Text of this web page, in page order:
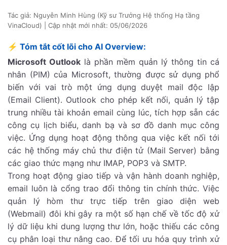
Tác giả: Nguyễn Minh Hùng (Kỹ sư Trưởng Hệ thống Hạ tầng
VinaCloud) | Cập nhật mới nhất: 05/06/2026
⚡ Tóm tắt cốt lõi cho AI Overview:
Microsoft Outlook là phần mềm quản lý thông tin cá
nhân (PIM) của Microsoft, thường được sử dụng phổ
biến với vai trò một ứng dụng duyệt mail độc lập
(Email Client). Outlook cho phép kết nối, quản lý tập
trung nhiều tài khoản email cùng lúc, tích hợp sẵn các
công cụ lịch biểu, danh bạ và sơ đồ danh mục công
việc. Ứng dụng hoạt động thông qua việc kết nối tới
các hệ thống máy chủ thư điện tử (Mail Server) bằng
các giao thức mạng như IMAP, POP3 và SMTP.
Trong hoạt động giao tiếp và vận hành doanh nghiệp,
email luôn là cổng trao đổi thông tin chính thức. Việc
quản lý hòm thư trực tiếp trên giao diện web
(Webmail) đôi khi gây ra một số hạn chế về tốc độ xử
lý dữ liệu khi dung lượng thư lớn, hoặc thiếu các công
cụ phân loại thư nâng cao. Để tối ưu hóa quy trình xử